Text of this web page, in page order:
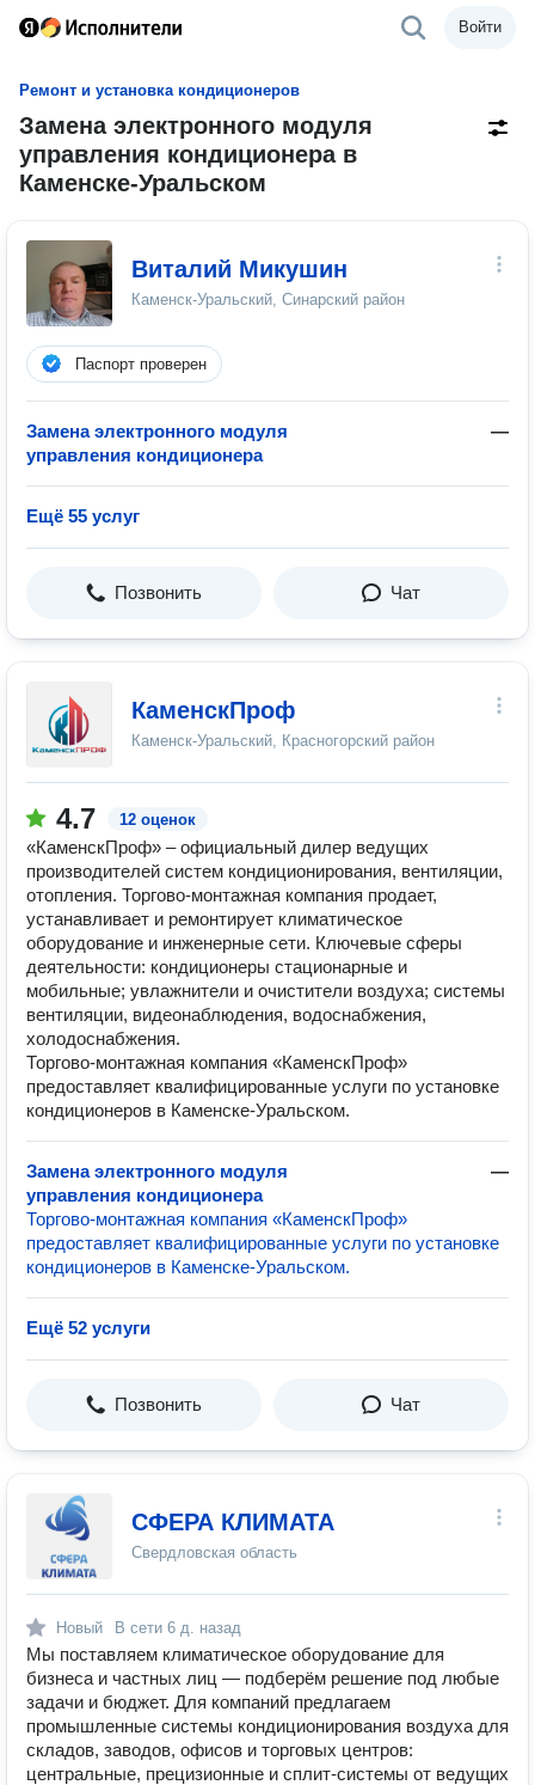
Войти
Ремонт и установка кондиционеров
Замена электронного модуля
управления кондиционера в
Каменске-Уральском
Виталий Микушин
Каменск-Уральский, Синарский район
Паспорт проверен
Замена электронного модуля
управления кондиционера
—
Ещё 55 услуг
Позвонить Чат
КаменскПроф
Каменск-Уральский, Красногорский район
4.7 12 оценок
«КаменскПроф» – официальный дилер ведущих
производителей систем кондиционирования, вентиляции,
отопления. Торгово-монтажная компания продает,
устанавливает и ремонтирует климатическое
оборудование и инженерные сети. Ключевые сферы
деятельности: кондиционеры стационарные и
мобильные; увлажнители и очистители воздуха; системы
вентиляции, видеонаблюдения, водоснабжения,
холодоснабжения.
Торгово-монтажная компания «КаменскПроф»
предоставляет квалифицированные услуги по установке
кондиционеров в Каменске-Уральском.
Замена электронного модуля
управления кондиционера
—
Торгово-монтажная компания «КаменскПроф»
предоставляет квалифицированные услуги по установке
кондиционеров в Каменске-Уральском.
Ещё 52 услуги
Позвонить Чат
СФЕРА КЛИМАТА
Свердловская область
Новый В сети 6 д. назад
Мы поставляем климатическое оборудование для
бизнеса и частных лиц — подберём решение под любые
задачи и бюджет. Для компаний предлагаем
промышленные системы кондиционирования воздуха для
складов, заводов, офисов и торговых центров:
центральные, прецизионные и сплит‑системы от ведущих